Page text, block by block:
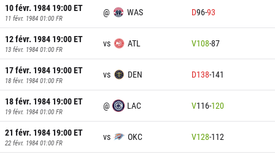
10 févr. 1984 19:00ET
11 févr. 1984 01:00 FR
@ WAS D96-93
12 févr. 1984 19:00ET
13 févr. 1984 01:00 FR
vs ATL V108-87
17 févr. 1984 19:00ET
18 févr. 1984 01:00 FR
vs DEN D138-141
18 févr. 1984 19:00ET
19 févr. 1984 01:00 FR
@ LAC V116-120
21 févr. 1984 19:00ET
22 févr. 1984 01:00 FR
vs OKC V128-112